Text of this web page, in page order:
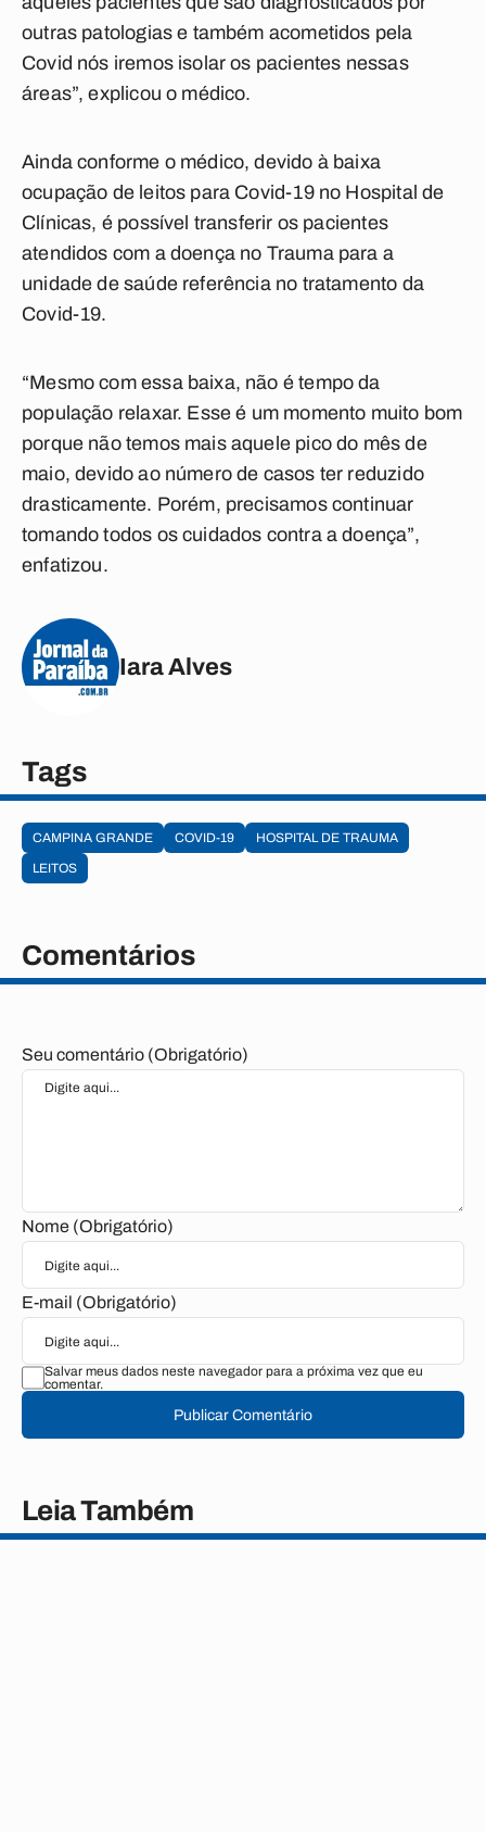
outras patologias e também acometidos pela
Covid nós iremos isolar os pacientes nessas
áreas”, explicou o médico.
Ainda conforme o médico, devido à baixa
ocupação de leitos para Covid-19 no Hospital de
Clínicas, é possível transferir os pacientes
atendidos com a doença no Trauma para a
unidade de saúde referência no tratamento da
Covid-19.
“Mesmo com essa baixa, não é tempo da
população relaxar. Esse é um momento muito bom
porque não temos mais aquele pico do mês de
maio, devido ao número de casos ter reduzido
drasticamente. Porém, precisamos continuar
tomando todos os cuidados contra a doença”,
enfatizou.
Iara Alves
Tags
CAMPINA GRANDE COVID-19
HOSPITAL DE TRAUMA
LEITOS
Comentários
Seu comentário (Obrigatório)
Nome (Obrigatório)
E-mail (Obrigatório)
Salvar meus dados neste navegador para a próxima vez que eu
comentar.
Publicar Comentário
Leia Também